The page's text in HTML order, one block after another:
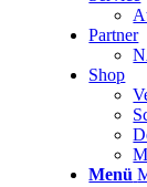
Partner
Shop
Menü